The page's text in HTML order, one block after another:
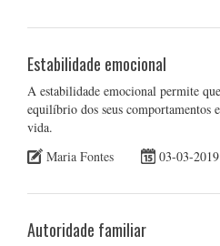
Estabilidade emocional
A estabilidade emocional permite
equilíbrio dos seus comportamentos
vida.
Maria Fontes
03-03-2019
Autoridade familiar